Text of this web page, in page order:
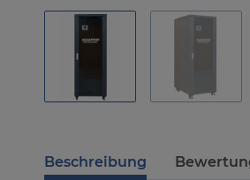
Beschreibung